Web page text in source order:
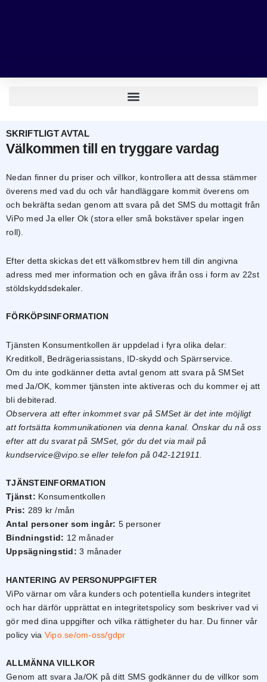
SKRIFTLIGT AVTAL
Välkommen till en tryggare vardag
Nedan finner du priser och villkor, kontrollera att dessa stämmer
överens med vad du och vår handläggare kommit överens om
och bekräfta sedan genom att svara på det SMS du mottagit från
ViPo med Ja eller Ok (stora eller små bokstäver spelar ingen
roll).
Efter detta skickas det ett välkomstbrev hem till din angivna
adress med mer information och en gåva ifrån oss i form av 22st
stöldskyddsdekaler.
FÖRKÖPSINFORMATION
Tjänsten Konsumentkollen är uppdelad i fyra olika delar:
Kreditkoll, Bedrägeriassistans, ID-skydd och Spärrservice.
Om du inte godkänner detta avtal genom att svara på SMSet
med Ja/OK, kommer tjänsten inte aktiveras och du kommer ej att
bli debiterad.
Observera att efter inkommet svar på SMSet är det inte möjligt
att fortsätta kommunikationen via denna kanal. Önskar du nå oss
efter att du svarat på SMSet, gör du det via mail på
kundservice@vipo.se eller telefon på 042-121911.
TJÄNSTEINFORMATION
Tjänst: Konsumentkollen
Pris: 289 kr /mån
Antal personer som ingår: 5 personer
Bindningstid: 12 månader
Uppsägningstid: 3 månader
HANTERING AV PERSONUPPGIFTER
ViPo värnar om våra kunders och potentiella kunders integritet
och har därför upprättat en integritetspolicy som beskriver vad vi
gör med dina uppgifter och vilka rättigheter du har. Du finner vår
policy via Vipo.se/om-oss/gdpr
ALLMÄNNA VILLKOR
Genom att svara Ja/OK på ditt SMS godkänner du de villkor som
Nödvändiga
går inte att
välja bort. De
att hemsidan
över huvud
taget ska
fungera.
För att vi ska
kunna
förbättra
hemsidans
funktionalitet
uppbyggnad,
baserat på